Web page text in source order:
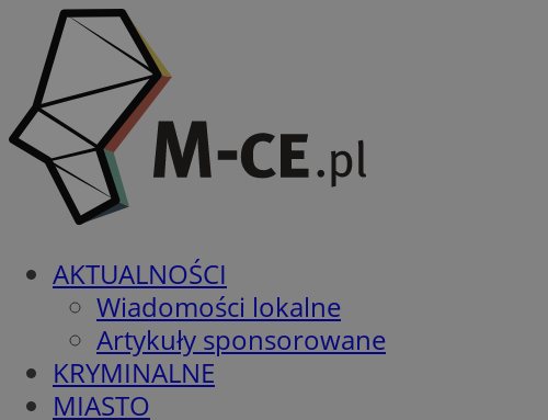
AKTUALNOŚCI
Wiadomości lokalne
Artykuły sponsorowane
KRYMINALNE
MIASTO